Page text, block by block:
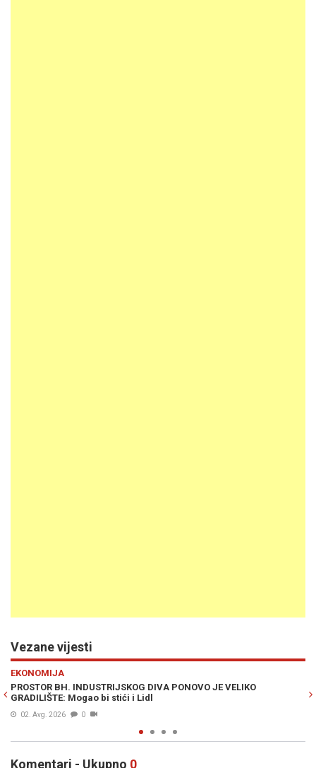
Vezane vijesti
HRONIKA
SAOBRAĆAJNA NESREĆA U ŽIVINICAMA: Smrtno
godišnji vozač
01. Avg. 2026
Komentari - Ukupno 0